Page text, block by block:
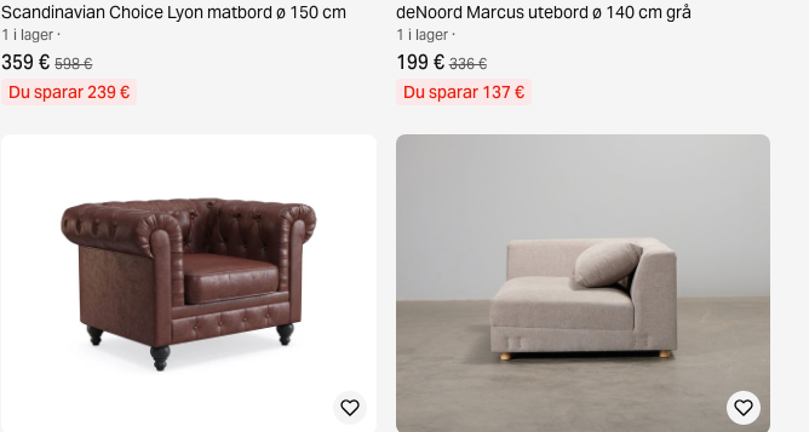
Scandinavian Choice Lyon matbord ø 150 cm
1 i lager ·
359 € 598 €
Du sparar 239 €
deNoord Marcus utebord ø 140 cm grå
1 i lager ·
199 € 336 €
Du sparar 137 €